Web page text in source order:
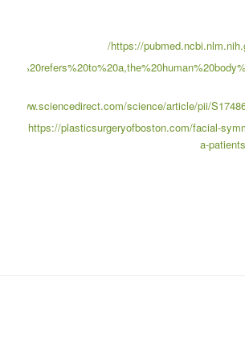
https://
www.sciencedirect.com/science/article/pii/
https://plasticsurgeryofboston.com/facial-
a-